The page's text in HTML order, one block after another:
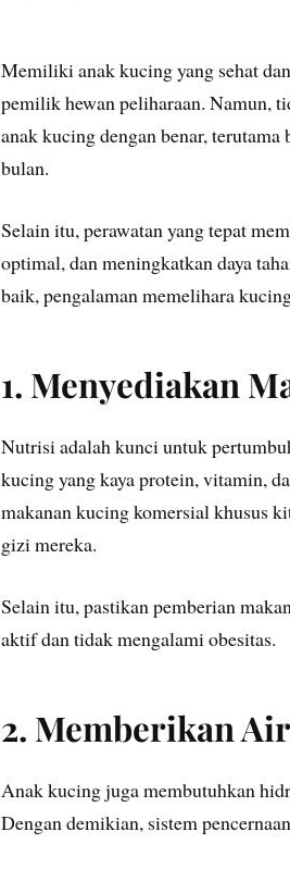
Memiliki anak kucing yang sehat
pemilik hewan peliharaan. Namun,
anak kucing dengan benar,
bulan.
Selain itu, perawatan yang tepat
optimal, dan meningkatkan daya
baik, pengalaman memelihara
1. Menyediakan
Nutrisi adalah kunci untuk
kucing yang kaya protein, vitamin,
makanan kucing komersial khusus
gizi mereka.
Selain itu, pastikan pemberian
aktif dan tidak mengalami obesitas.
2. Memberikan
Anak kucing juga membutuhkan
Dengan demikian, sistem